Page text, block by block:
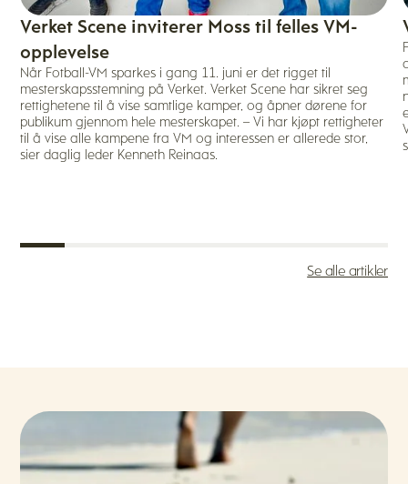
Verket Scene inviterer Moss til felles VM-
opplevelse
Når Fotball-VM sparkes i gang 11. juni er det rigget til
mesterskapsstemning på Verket. Verket Scene har sikret seg
rettighetene til å vise samtlige kamper, og åpner dørene for
publikum gjennom hele mesterskapet. – Vi har kjøpt rettigheter
til å vise alle kampene fra VM og interessen er allerede stor,
sier daglig leder Kenneth Reinaas.
Se alle artikler